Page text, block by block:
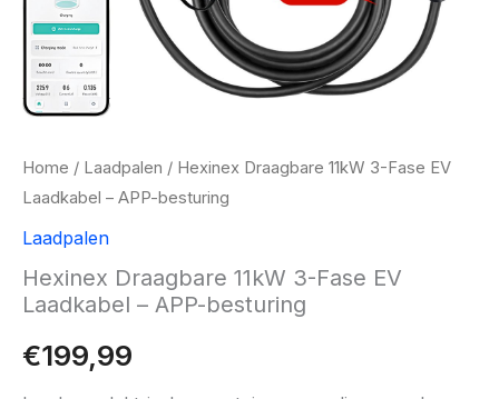
Home / Laadpalen / Hexinex Draagbare 11kW 3-Fase EV
Laadkabel – APP-besturing
Laadpalen
Hexinex Draagbare 11kW 3-Fase EV
Laadkabel – APP-besturing
€199,99